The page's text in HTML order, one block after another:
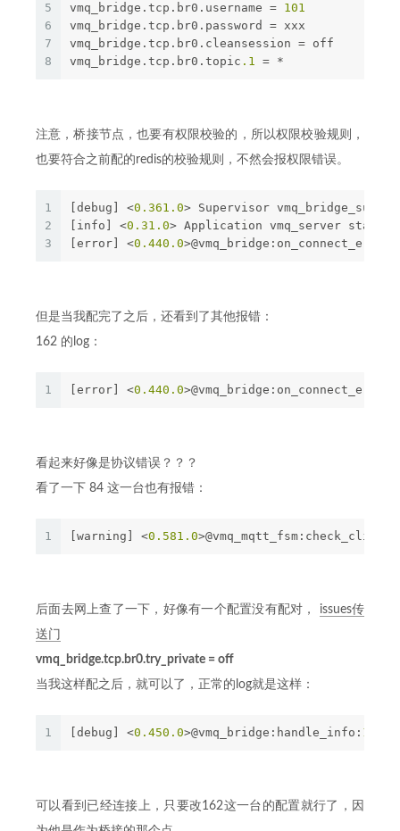
5
6
7
8
vmq_bridge.tcp.br0.username = 101
vmq_bridge.tcp.br0.password = xxx
vmq_bridge.tcp.br0.cleansession = off
vmq_bridge.tcp.br0.topic .1 = *
注意，桥接节点，也要有权限校验的，所以权限校验规则，
也要符合之前配的redis的校验规则，不然会报权限错误。
1
2
3
[debug] <0.361 .0> Supervisor vmq_bridge_sup
[info] <0.31 .0> Application vmq_server
[error] <0.440 .0>@vmq_bridge:on_connect_error:
但是当我配完了之后，还看到了其他报错：
162 的log：
1 [error] <0.440 .0>@vmq_bridge:on_connect_error:
看起来好像是协议错误？？？
看了一下 84 这一台也有报错：
1 [warning] <0.581 .0
后面去网上查了一下，好像有一个配置没有配对， issues传
送门
vmq_bridge.tcp.br0.try_private = off
当我这样配之后，就可以了，正常的log就是这样：
1 [debug] <0.450 .0>@vmq_bridge:handle_info: 170
可以看到已经连接上，只要改162这一台的配置就行了，因